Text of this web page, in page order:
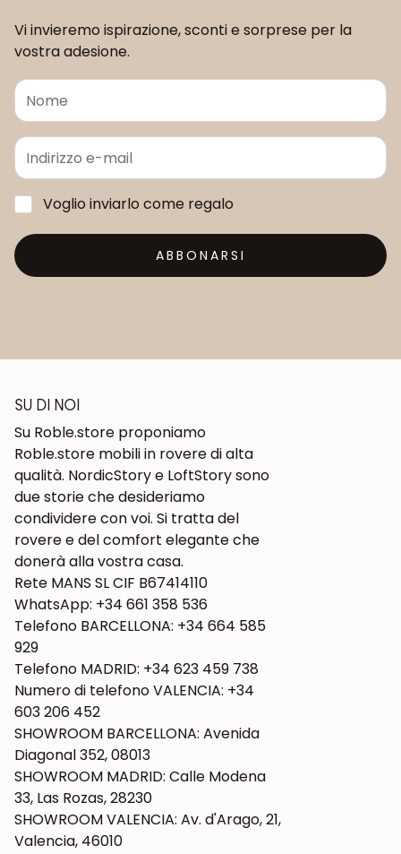
Vi invieremo ispirazione, sconti e sorprese per la
vostra adesione.
Voglio inviarlo come regalo
ABBONARSI
SU DI NOI
Su Roble.store proponiamo
Roble.store mobili in rovere di alta
qualità. NordicStory e LoftStory sono
due storie che desideriamo
condividere con voi. Si tratta del
rovere e del comfort elegante che
donerà alla vostra casa.
Rete MANS SL CIF B67414110
WhatsApp: +34 661 358 536
Telefono BARCELLONA: +34 664 585
929
Telefono MADRID: +34 623 459 738
Numero di telefono VALENCIA: +34
603 206 452
SHOWROOM BARCELLONA: Avenida
Diagonal 352, 08013
SHOWROOM MADRID: Calle Modena
33, Las Rozas, 28230
SHOWROOM VALENCIA: Av. d'Arago, 21,
Valencia, 46010